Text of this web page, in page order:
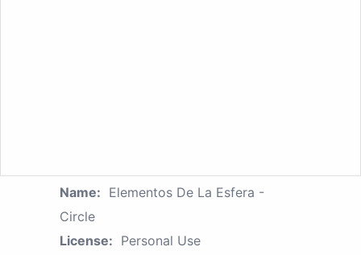
Name: Elementos De La Esfera -
Circle
License: Personal Use